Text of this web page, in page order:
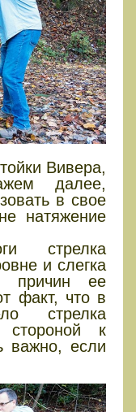
Вивера,
далее,
в свое
натяжение
стрелка
и слегка
причин ее
факт, что в
стрелка
стороной к
важно, если